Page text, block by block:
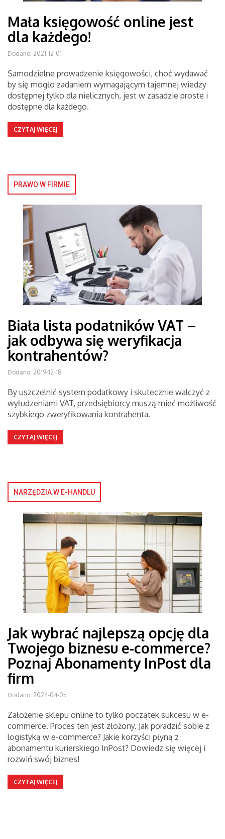
Mała księgowość online jest
dla każdego!
Dodano: 2021-12-01
Samodzielne prowadzenie księgowości, choć wydawać
by się mogło zadaniem wymagającym tajemnej wiedzy
dostępnej tylko dla nielicznych, jest w zasadzie proste i
dostępne dla każdego.
CZYTAJ WIĘCEJ
PRAWO W FIRMIE
Biała lista podatników VAT –
jak odbywa się weryfikacja
kontrahentów?
Dodano: 2019-12-18
By uszczelnić system podatkowy i skutecznie walczyć z
wyłudzeniami VAT, przedsiębiorcy muszą mieć możliwość
szybkiego zweryfikowania kontrahenta.
CZYTAJ WIĘCEJ
NARZĘDZIA W E-HANDLU
Jak wybrać najlepszą opcję dla
Twojego biznesu e-commerce?
Poznaj Abonamenty InPost dla
firm
Dodano: 2024-04-05
Założenie sklepu online to tylko początek sukcesu w e-
commerce. Proces ten jest złożony. Jak poradzić sobie z
logistyką w e-commerce? Jakie korzyści płyną z
abonamentu kurierskiego InPost? Dowiedz się więcej i
rozwiń swój biznes!
CZYTAJ WIĘCEJ